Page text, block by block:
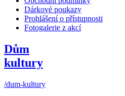
Dárkové poukazy
Prohlášení o přístupnosti
Fotogalerie z akcí
Dům
kultury
/dum-kultury